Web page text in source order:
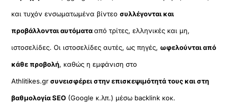
και τυχόν ενσωματωμένα βίντεοσυλλέγονται και
προβάλλονται αυτόματααπό τρίτες, ελληνικές και μη,
ιστοσελίδες. Οι ιστοσελίδες αυτές, ως πηγές, ωφελούνται από
κάθε προβολή, καθώς η εμφάνιση στο
Athlitikes.grσυνεισφέρει στην επισκεψιμότητά τους και στη
βαθμολογία SEO (Google κ.λπ.) μέσω backlink κοκ.